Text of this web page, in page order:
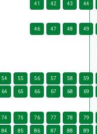
41 42 43 44
46 47 48 49
54 55 56 57 58 59
64 65 66 67 68 69
74 75 76 77 78 79
84 85 86 87 88 89